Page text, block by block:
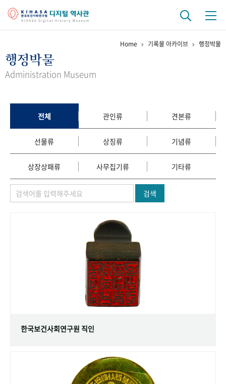
걸어온 길 기관 변천사
정책과 연구 키워드로 보는 연구 역사
연구자들
간행물 변천사
기록물 아카이브
사진 아카이브 문서 기록물 행정박물 영상 기록물
숫자로 보는 50년 50+1
Home 기록물 아카이브 행정박물
행정박물
Administration Museum
전체 관인류 견본류
선물류 상징류 기념류
상장상패류 사무집기류 기타류
검색
한국보건사회연구원 직인